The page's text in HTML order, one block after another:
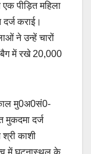
पीड़ित महिला
कराई।
ने उन्हें चारों
में रखे 20,000
मु0अ0सं0-
दर्ज
काशी